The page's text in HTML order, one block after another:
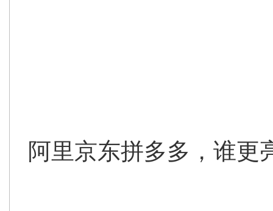
阿里京东拼多多，谁更